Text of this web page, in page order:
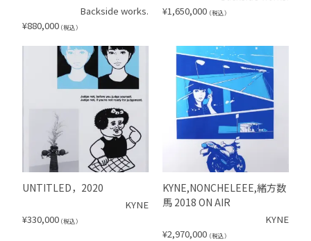
Backside works.
¥880,000 （税込）
¥1,650,000 （税込）
UNTITLED，2020
KYNE
¥330,000 （税込）
KYNE,NONCHELEEE,緒方数
馬 2018 ON AIR
KYNE
¥2,970,000 （税込）